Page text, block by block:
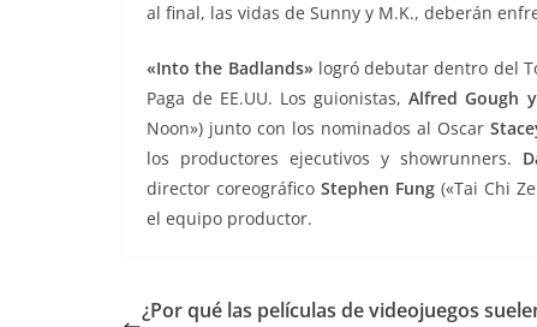
al final, las vidas de Sunny y M.K., deberán
«Into the Badlands» logró debutar dentro del
Paga de EE.UU. Los guionistas,Alfred Gough
Noon») junto con los nominados al Oscar
los productores ejecutivos y showrunners.
director coreográfico Stephen Fung(«Tai Chi
el equipo productor.
¿Por qué las películas de videojuegos